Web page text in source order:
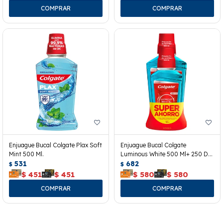
Enjuague Bucal Colgate Plax Soft
Mint 500 Ml.
$ 531
$ 451 $ 451
Enjuague Bucal Colgate
Luminous White 500 Ml+ 250 De
Regalo.
$ 682
$ 580 $ 580